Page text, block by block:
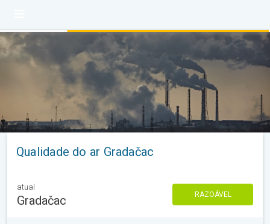
Qualidade do ar Gradačac
atual
Gradačac RAZOÁVEL